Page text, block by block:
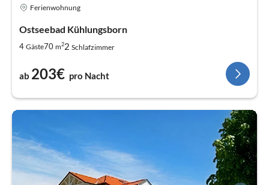
Ferienwohnung
Ostseebad Kühlungsborn
4 Gäste70 m22 Schlafzimmer
ab 203€ pro Nacht